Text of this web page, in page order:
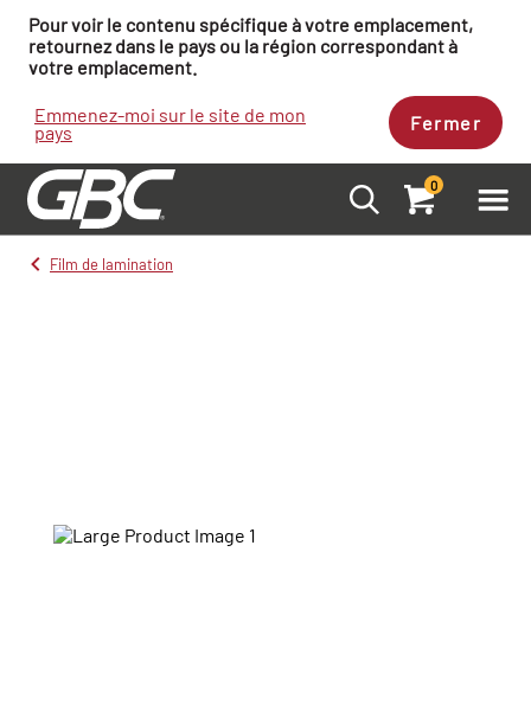
Pour voir le contenu spécifique à votre emplacement,
retournez dans le pays ou la région correspondant à
votre emplacement.
Emmenez-moi sur le site de mon
pays Fermer
0
Film de lamination